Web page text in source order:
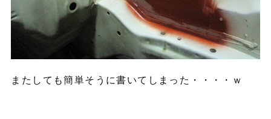
またしても簡単そうに書いてしまった・・・・ｗ